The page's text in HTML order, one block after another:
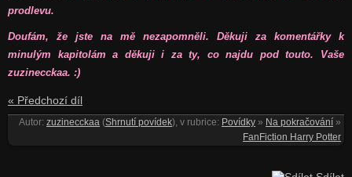
prodlevu.
Doufám, že jste na mě nezapomněli. Děkuji za komentářky k
minulým kapitolám a děkuji i za ty, co najdu pod touto. Vaše
zuzinecckaa. :)
« Předchozí díl
Autor:zuzinecckaa (Shrnutí povídek), v rubrice: Povídky » Na pokračování »
FanFiction Harry Potter